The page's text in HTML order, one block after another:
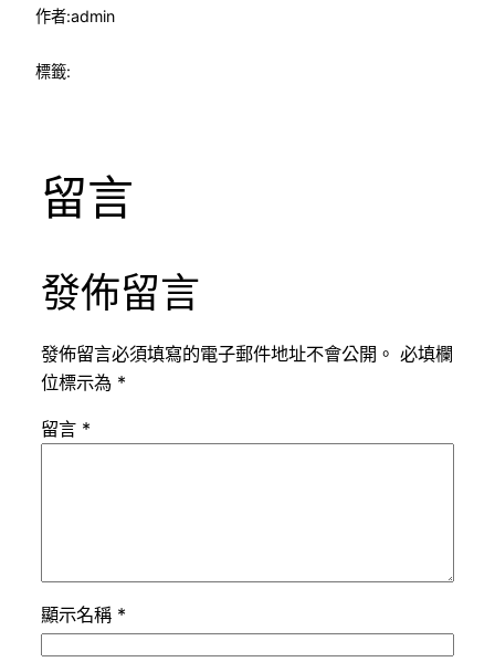
作者:admin
標籤:
留言
發佈留言
發佈留言必須填寫的電子郵件地址不會公開。 必填欄
位標示為 *
留言 *
顯示名稱 *